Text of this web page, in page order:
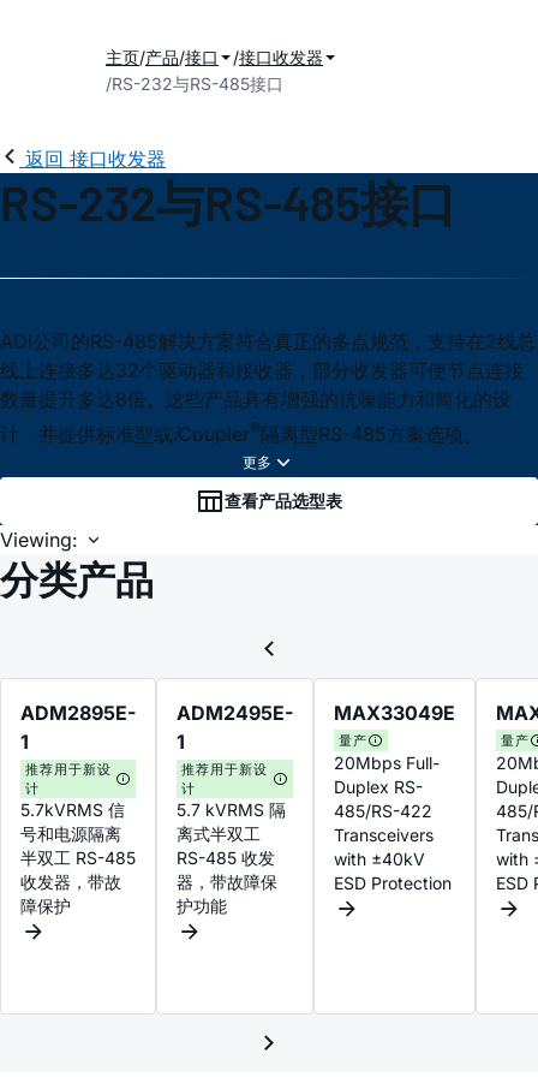
主页 产品 接口
接口收发器
RS-232与RS-485接口
返回 接口收发器
RS-232与RS-485接口
ADI公司的RS-485解决方案符合真正的多点规范，支持在2线总
线上连接多达32个驱动器和接收器，部分收发器可使节点连接
数量提升多达8倍。这些产品具有增强的抗噪能力和简化的设
计，并提供标准型或iCoupler®隔离型RS-485方案选项。
查看产品选型表
Viewing:
分类产品
ADM2895E-
1
推荐用于新设
计
5.7kVRMS 信
号和电源隔离
半双工 RS-485
收发器，带故
障保护
ADM2495E-
1
推荐用于新设
计
5.7 kVRMS 隔
离式半双工
RS-485 收发
器，带故障保
护功能
MAX33049E
量产
20Mbps Full-
Duplex RS-
485/RS-422
Transceivers
with ±40kV
ESD Protection
量产
485/
with
ESD